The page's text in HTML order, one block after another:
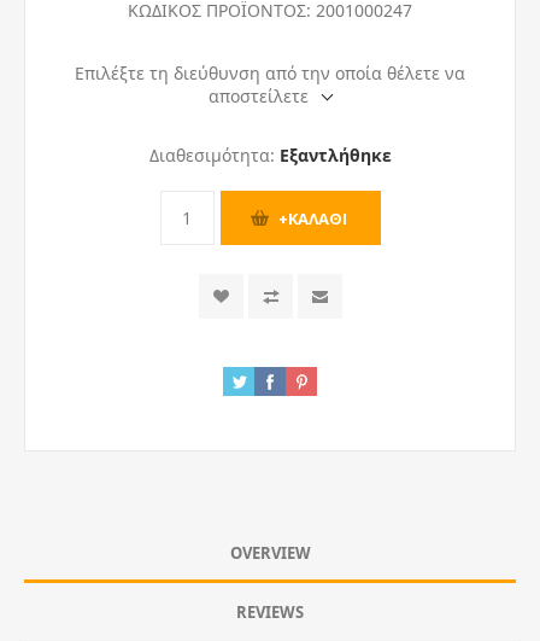
ΚΩΔΙΚΟΣ ΠΡΟΪΟΝΤΟΣ: 2001000247
Επιλέξτε τη διεύθυνση από την οποία θέλετε να
αποστείλετε
Διαθεσιμότητα: Εξαντλήθηκε
OVERVIEW
REVIEWS